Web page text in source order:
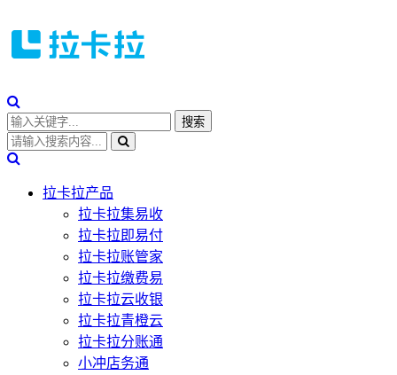
拉卡拉产品
拉卡拉集易收
拉卡拉即易付
拉卡拉账管家
拉卡拉缴费易
拉卡拉云收银
拉卡拉青橙云
拉卡拉分账通
小冲店务通